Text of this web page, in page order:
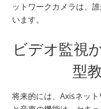
ットワークカメラは、
います。
ビデオ監視
型
将来的には、Axisネッ